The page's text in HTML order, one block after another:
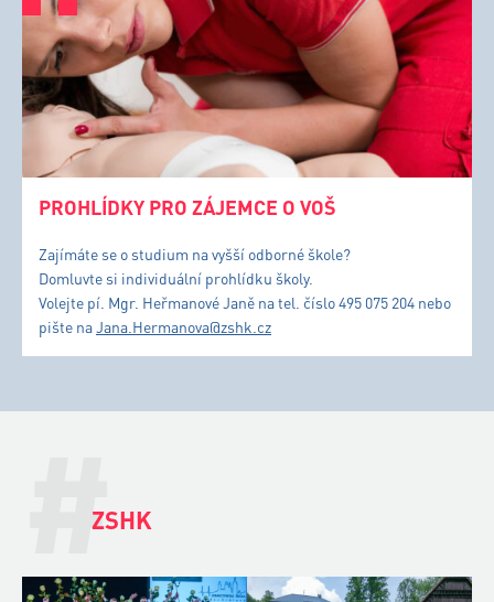
PROHLÍDKY PRO ZÁJEMCE O VOŠ
Zajímáte se o studium na vyšší odborné škole?
Domluvte si individuální prohlídku školy.
Volejte pí. Mgr. Heřmanové Janě na tel. číslo 495 075 204 nebo
pište naJana.Hermanova@zshk.cz
#
ZSHK